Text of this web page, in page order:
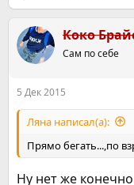
Коко
Сам по себе
5 Дек 2015
Ляна написал(а):
Прямо бегать...,по
Ну нет же